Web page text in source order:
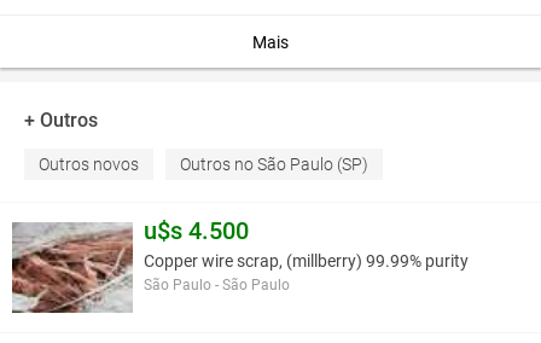
Peso
Você assume toda a responsabilidade pela cotação deste item. Você acha que
Mais
+ Outros
Outros novos Outros no São Paulo (SP)
u$s 4.500
Copper wire scrap, (millberry) 99.99% purity
São Paulo - São Paulo